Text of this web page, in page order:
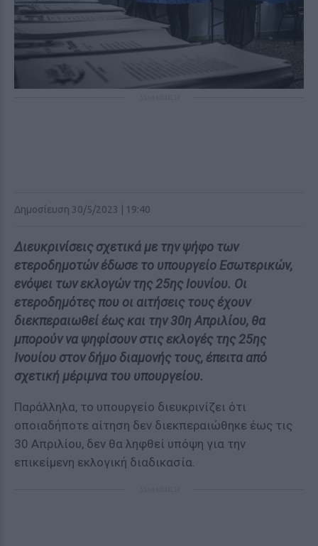
Δημοσίευση 30/5/2023 | 19:40
Διευκρινίσεις σχετικά με την ψήφο των
ετεροδημοτών έδωσε το υπουργείο Εσωτερικών,
ενόψει των εκλογών της 25ης Ιουνίου. Οι
ετεροδημότες που οι αιτήσεις τους έχουν
διεκπεραιωθεί έως και την 30η Απριλίου, θα
μπορούν να ψηφίσουν στις εκλογές της 25ης
Ινουίου στον δήμο διαμονής τους, έπειτα από
σχετική μέριμνα του υπουργείου.
Παράλληλα, το υπουργείο διευκρινίζει ότι
οποιαδήποτε αίτηση δεν διεκπεραιώθηκε έως τις
30 Απριλίου, δεν θα ληφθεί υπόψη για την
επικείμενη εκλογική διαδικασία.